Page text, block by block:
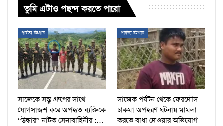
তুমি এটাও পছন্দ করতে পারো
পার্বত্য চট্টগ্রাম
সাজেকে সন্তু গ্রুপের সাথে
যোগসাজশ করে অপহৃত ব্যক্তিকে
“উদ্ধার” নাটক সেনাবাহিনীর :…
পার্বত্য চট্টগ্রাম
সাজেক পর্যটন থেকে ফেরদৌস
চাকমা অপহরণ ঘটনায় মামলা
করতে বাধা দেওয়ার অভিযোগ